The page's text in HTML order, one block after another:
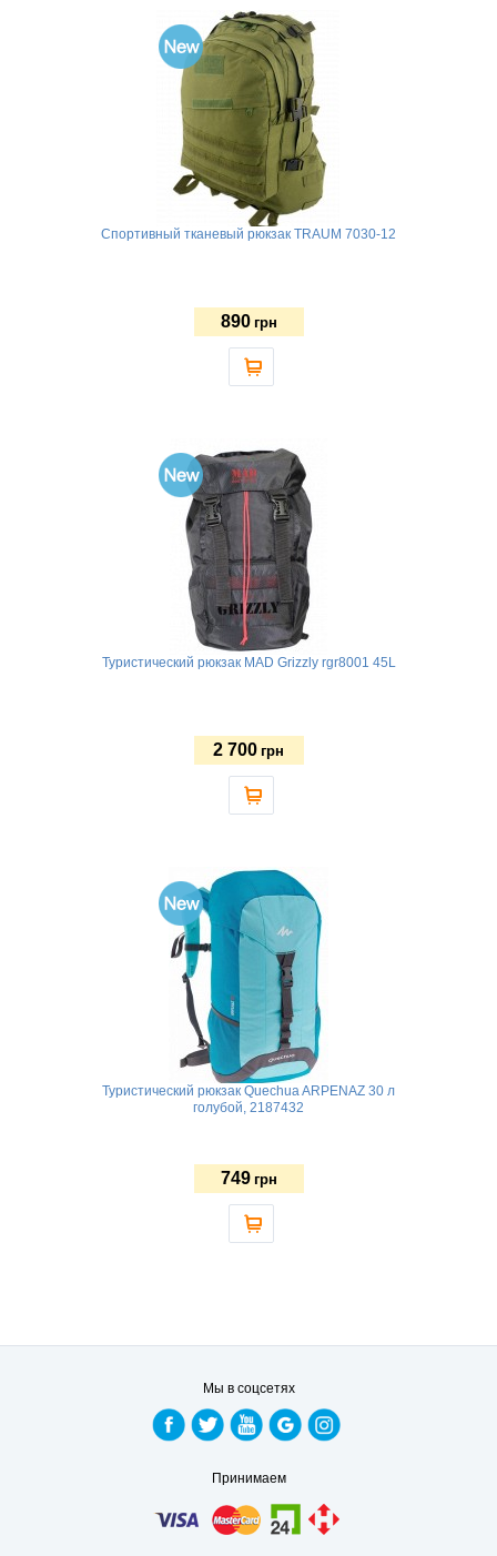
Спортивный тканевый рюкзак TRAUM 7030-12
890 грн
Туристический рюкзак MAD Grizzly rgr8001 45L
2 700 грн
Туристический рюкзак Quechua ARPENAZ 30 л
голубой, 2187432
749 грн
Мы в соцсетях
Принимаем